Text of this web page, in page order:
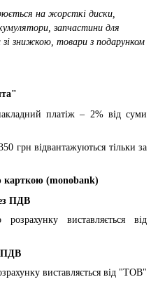
на жорсткі диски,
запчастини для
знижкою, товари з подарунком
платіж – 2% від суми
відвантажуються тільки за
карткою (monobank)
ПДВ
розрахунку виставляється від
ПДВ
виставляється від "ТОВ"